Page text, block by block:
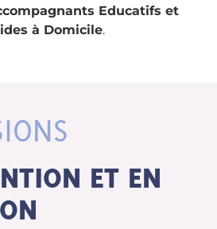
Educatifs et
à Domicile.
ET EN